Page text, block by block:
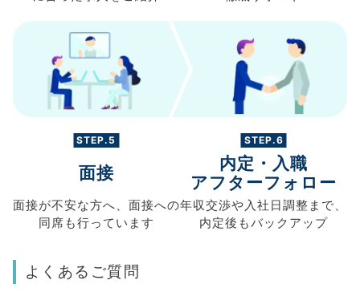
STEP.5
面接
面接が不安な方へ、 面接への
同席も行っています
STEP.6
内定・入職
アフターフォロー
年収交渉や入社日調整まで、
内定後もバックアップ
よくあるご質問